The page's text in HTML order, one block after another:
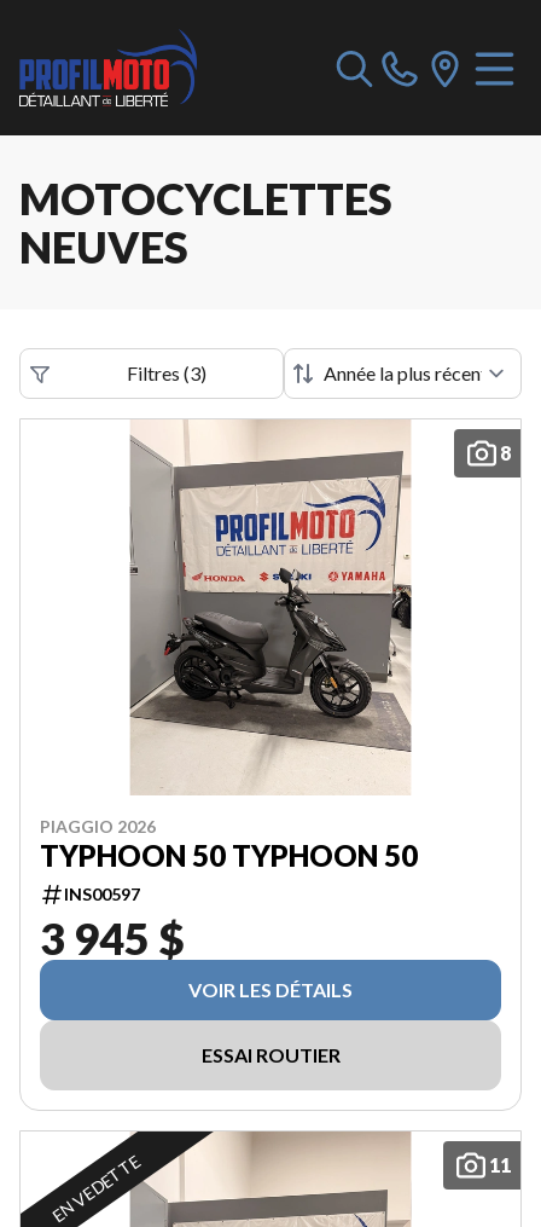
MOTOCYCLETTES
NEUVES
Filtres (3)
8
PIAGGIO 2026
TYPHOON 50 TYPHOON 50
INS00597
3 945 $
VOIR LES DÉTAILS
ESSAI ROUTIER
11
EN VEDETTE